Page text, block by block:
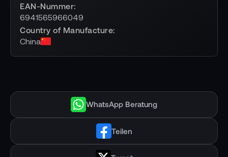
EAN-Nummer
6941565966049
Country of Manufacture
China
WhatsApp Beratung
Teilen